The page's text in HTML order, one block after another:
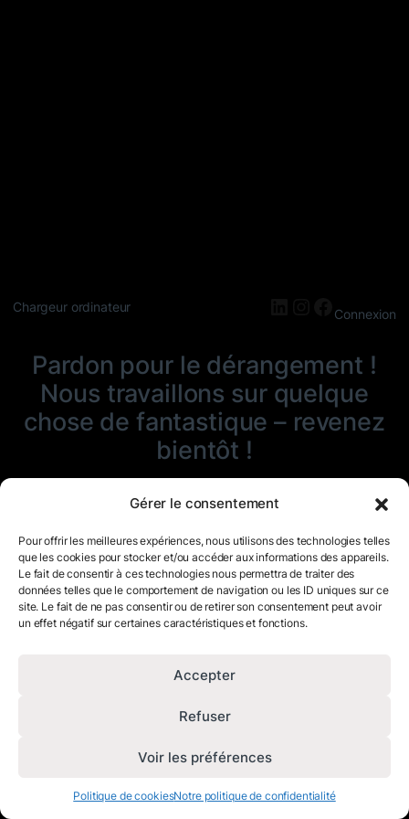
Gérer le consentement
Pour offrir les meilleures expériences, nous utilisons des technologies telles
que les cookies pour stocker et/ou accéder aux informations des appareils.
Le fait de consentir à ces technologies nous permettra de traiter des
données telles que le comportement de navigation ou les ID uniques sur ce
site. Le fait de ne pas consentir ou de retirer son consentement peut avoir
un effet négatif sur certaines caractéristiques et fonctions.
Accepter
Refuser
Voir les préférences
Politique de cookiesNotre politique de confidentialité
Chargeur ordinateur LinkedIn
Instagram
Connexion
Pardon pour le dérangement !
Nous travaillons sur quelque
chose de fantastique – revenez
bientôt !